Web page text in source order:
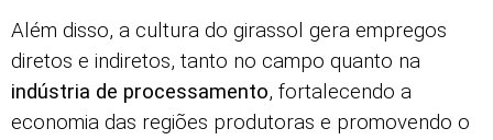
Além disso, a cultura do girassol gera empregos
diretos e indiretos, tanto no campo quanto na
indústria de processamento, fortalecendo a
economia das regiões produtoras e promovendo o